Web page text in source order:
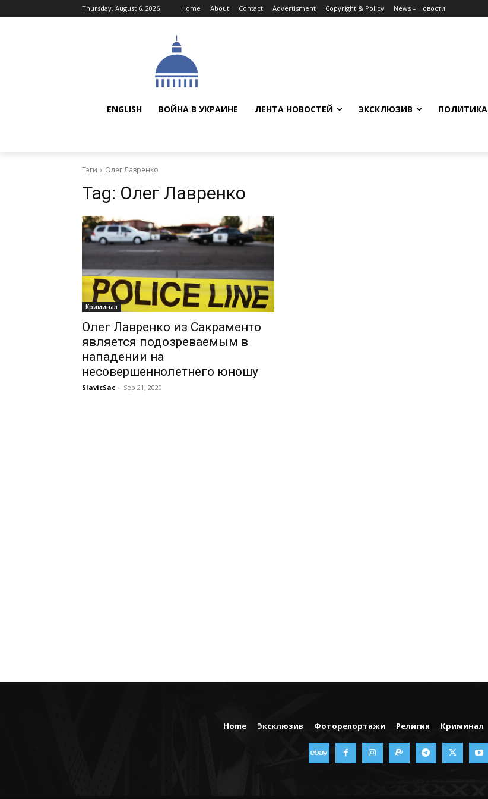
Thursday, August 6, 2026 Home About Contact Advertisment Copyright & Policy News – Новости
ENGLISH ВОЙНА В УКРАИНЕ ЛЕНТА НОВОСТЕЙ ЭКСКЛЮЗИВ ПОЛИТИКА
Тэги Олег Лавренко
Tag: Олег Лавренко
Криминал
Олег Лавренко из Сакраменто
является подозреваемым в
нападении на
несовершеннолетнего юношу
SlavicSac - Sep 21, 2020
Home Эксклюзив Фоторепортажи Религия Криминал